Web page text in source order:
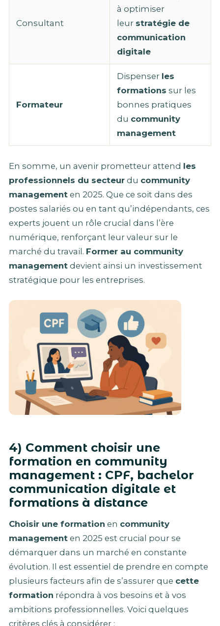
Consultant
à optimiser
leur stratégie de
communication
digitale
Formateur
Dispenser les
formations sur les
bonnes pratiques
du community
management
En somme, un avenir prometteur attend les
professionnels du secteur du community
management en 2025. Que ce soit dans des
postes salariés ou en tant qu’indépendants, ces
experts jouent un rôle crucial dans l’ère
numérique, renforçant leur valeur sur le
marché du travail. Former au community
management devient ainsi un investissement
stratégique pour les entreprises.
4) Comment choisir une
formation en community
management : CPF, bachelor
communication digitale et
formations à distance
Choisir une formation en community
management en 2025 est crucial pour se
démarquer dans un marché en constante
évolution. Il est essentiel de prendre en compte
plusieurs facteurs afin de s’assurer que cette
formation répondra à vos besoins et à vos
ambitions professionnelles. Voici quelques
critères clés à considérer :